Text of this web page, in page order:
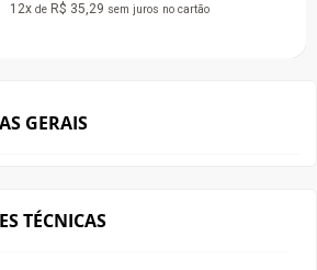
12x de R$ 35,29 sem juros no cartão
GERAIS
TÉCNICAS